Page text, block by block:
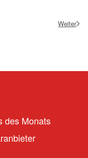
Weiter
des Monats